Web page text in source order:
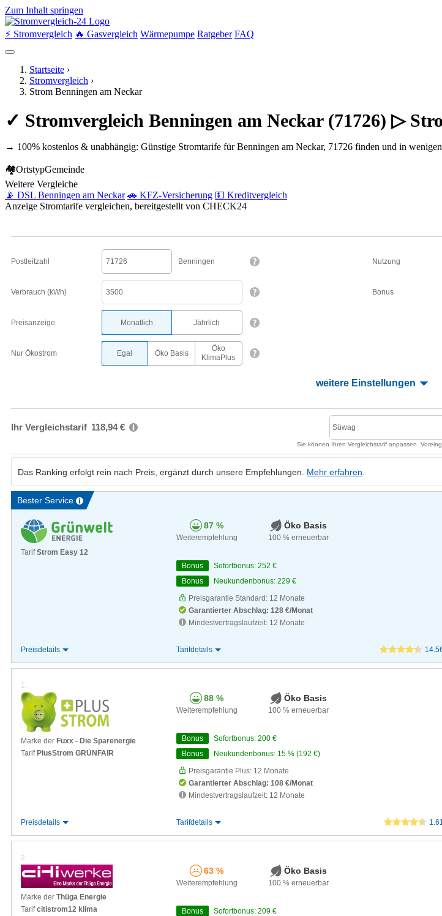
Zum Inhalt springen
⚡ Stromvergleich 🔥 Gasvergleich Wärmepumpe Ratgeber FAQ
Startseite ›
Stromvergleich ›
Strom Benningen am Neckar
✓ Stromvergleich Benningen am Neckar (71726) ▷
→ 100% kostenlos & unabhängig: Günstige Stromtarife für Benningen am Neckar, 71726 finden und in
🏘OrtstypGemeinde
Weitere Vergleiche
📡 DSL Benningen am Neckar 🚗 KFZ-Versicherung 💵 Kreditvergleich
Anzeige Stromtarife vergleichen, bereitgestellt von CHECK24